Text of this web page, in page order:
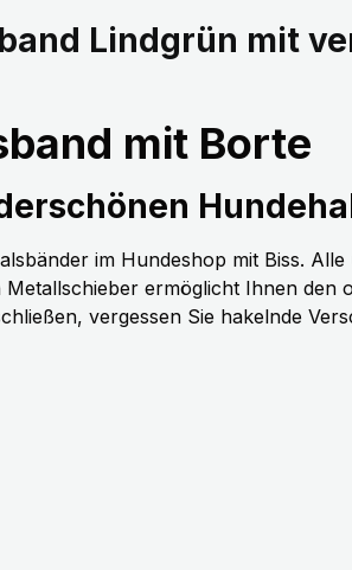
Lindgrün mit
mit Borte
im Hundeshop mit Biss.
ermöglicht Ihnen den
vergessen Sie hakelnde